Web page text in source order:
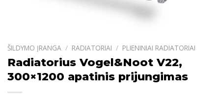
ŠILDYMO ĮRANGA / RADIATORIAI / PLIENINIAI RADIATORIAI
Radiatorius Vogel&Noot V22,
300×1200 apatinis prijungimas